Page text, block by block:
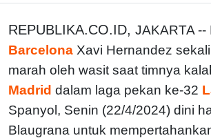
REPUBLIKA.CO.ID, JAKARTA --
Barcelona Xavi Hernandez
marah oleh wasit saat timnya
Madrid dalam laga pekan ke-32
Spanyol, Senin (22/4/2024) dini
Blaugrana untuk